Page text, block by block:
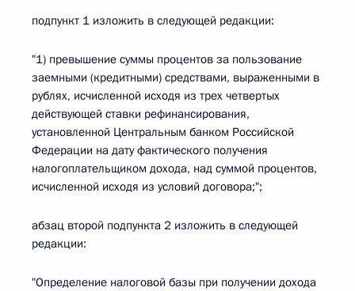
подпункт 1 изложить в следующей редакции:
"1) превышение суммы процентов за пользование
заемными (кредитными) средствами, выраженными в
рублях, исчисленной исходя из трех четвертых
действующей ставки рефинансирования,
установленной Центральным банком Российской
Федерации на дату фактического получения
налогоплательщиком дохода, над суммой процентов,
исчисленной исходя из условий договора;";
абзац второй подпункта 2 изложить в следующей
редакции:
"Определение налоговой базы при получении дохода